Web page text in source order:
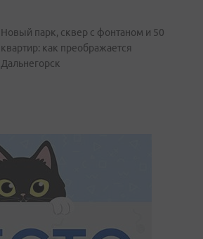
Новый парк, сквер с фонтаном и 50
квартир: как преображается
Дальнегорск